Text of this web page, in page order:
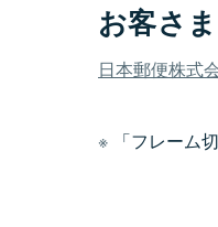
お客さ
日本郵便株式
「フレーム